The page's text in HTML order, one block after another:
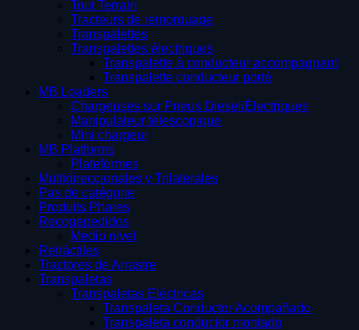
Tout Terrain
Tracteurs de remorquage
Transpalettes
Transpalettes électriques
Transpalette à conducteur accompagnant
Transpalette conducteur porté
MB Loaders
Chargeuses sur Pneus Diesel/Électriques
Manipulateur télescopique
Mini chargeur
MB Platforms
Plateformes
Multidireccionales y Trilaterales
Pas de catégorie
Produits Phares
Recogepedidos
Medio nivel
Retráctiles
Tractores de Arrastre
Transpaletas
Transpaletas Eléctricas
Transpaleta Conductor Acompañado
Transpaleta conductor montado